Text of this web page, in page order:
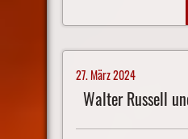
27. März 2024